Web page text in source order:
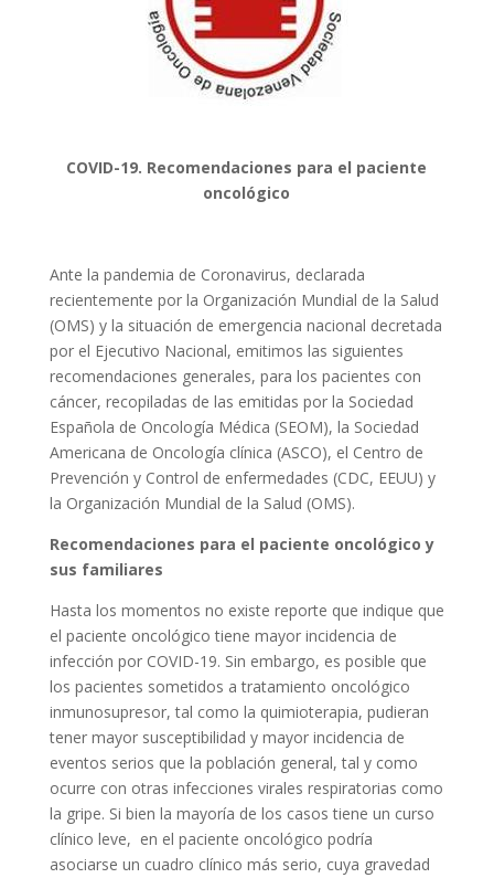
COVID-19. Recomendaciones para el paciente
oncológico
Ante la pandemia de Coronavirus, declarada
recientemente por la Organización Mundial de la Salud
(OMS) y la situación de emergencia nacional decretada
por el Ejecutivo Nacional, emitimos las siguientes
recomendaciones generales, para los pacientes con
cáncer, recopiladas de las emitidas por la Sociedad
Española de Oncología Médica (SEOM), la Sociedad
Americana de Oncología clínica (ASCO), el Centro de
Prevención y Control de enfermedades (CDC, EEUU) y
la Organización Mundial de la Salud (OMS).
Recomendaciones para el paciente oncológico y
sus familiares
Hasta los momentos no existe reporte que indique que
el paciente oncológico tiene mayor incidencia de
infección por COVID-19. Sin embargo, es posible que
los pacientes sometidos a tratamiento oncológico
inmunosupresor, tal como la quimioterapia, pudieran
tener mayor susceptibilidad y mayor incidencia de
eventos serios que la población general, tal y como
ocurre con otras infecciones virales respiratorias como
la gripe. Si bien la mayoría de los casos tiene un curso
clínico leve, en el paciente oncológico podría
asociarse un cuadro clínico más serio, cuya gravedad